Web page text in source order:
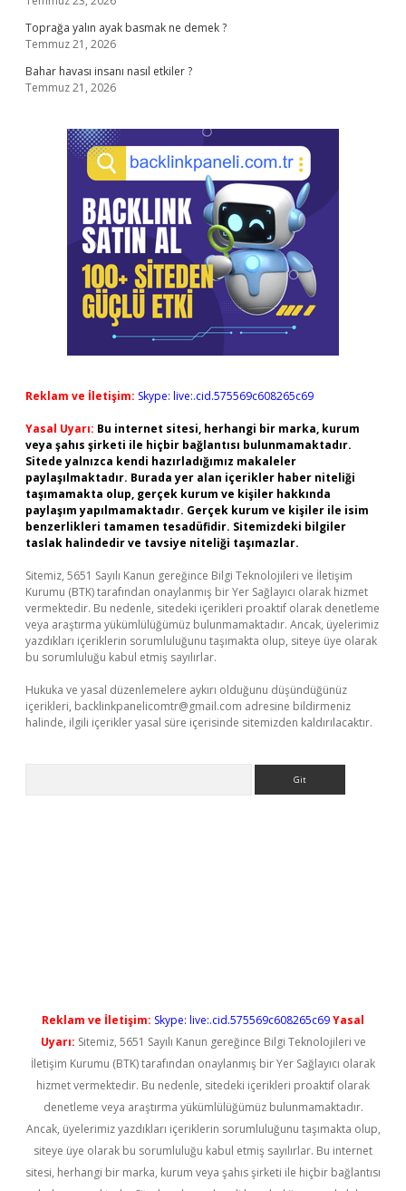
Toprağa yalın ayak basmak ne demek ?
Temmuz 21, 2026
Bahar havası insanı nasıl etkiler ?
Temmuz 21, 2026
Reklam ve İletişim: Skype: live:.cid.575569c608265c69
Yasal Uyarı: Bu internet sitesi, herhangi bir marka, kurum
veya şahıs şirketi ile hiçbir bağlantısı bulunmamaktadır.
Sitede yalnızca kendi hazırladığımız makaleler
paylaşılmaktadır. Burada yer alan içerikler haber niteliği
taşımamakta olup, gerçek kurum ve kişiler hakkında
paylaşım yapılmamaktadır. Gerçek kurum ve kişiler ile isim
benzerlikleri tamamen tesadüfidir. Sitemizdeki bilgiler
taslak halindedir ve tavsiye niteliği taşımazlar.
Sitemiz, 5651 Sayılı Kanun gereğince Bilgi Teknolojileri ve İletişim
Kurumu (BTK) tarafından onaylanmış bir Yer Sağlayıcı olarak hizmet
vermektedir. Bu nedenle, sitedeki içerikleri proaktif olarak denetleme
veya araştırma yükümlülüğümüz bulunmamaktadır. Ancak, üyelerimiz
yazdıkları içeriklerin sorumluluğunu taşımakta olup, siteye üye olarak
bu sorumluluğu kabul etmiş sayılırlar.
Hukuka ve yasal düzenlemelere aykırı olduğunu düşündüğünüz
içerikleri, backlinkpanelicomtr@gmail.com adresine bildirmeniz
halinde, ilgili içerikler yasal süre içerisinde sitemizden kaldırılacaktır.
Reklam ve İletişim: Skype: live:.cid.575569c608265c69Yasal
Uyarı: Sitemiz, 5651 Sayılı Kanun gereğince Bilgi Teknolojileri ve
İletişim Kurumu (BTK) tarafından onaylanmış bir Yer Sağlayıcı olarak
hizmet vermektedir. Bu nedenle, sitedeki içerikleri proaktif olarak
denetleme veya araştırma yükümlülüğümüz bulunmamaktadır.
Ancak, üyelerimiz yazdıkları içeriklerin sorumluluğunu taşımakta olup,
siteye üye olarak bu sorumluluğu kabul etmiş sayılırlar. Bu internet
sitesi, herhangi bir marka, kurum veya şahıs şirketi ile hiçbir bağlantısı